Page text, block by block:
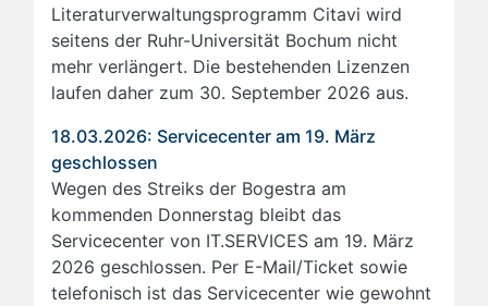
Literaturverwaltungsprogramm Citavi wird
seitens der Ruhr-Universität Bochum nicht
mehr verlängert. Die bestehenden Lizenzen
laufen daher zum 30. September 2026 aus.
18.03.2026: Servicecenter am 19. März
geschlossen
Wegen des Streiks der Bogestra am
kommenden Donnerstag bleibt das
Servicecenter von IT.SERVICES am 19. März
2026 geschlossen. Per E-Mail/Ticket sowie
telefonisch ist das Servicecenter wie gewohnt